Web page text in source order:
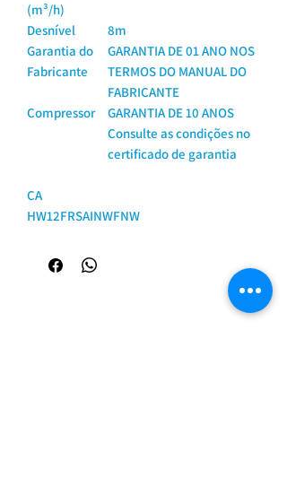
(m³/h)
Desnível
8m
Garantia do
Fabricante
GARANTIA DE 01 ANO NOS
TERMOS DO MANUAL DO
FABRICANTE
Compressor
GARANTIA DE 10 ANOS
Consulte as condições no
certificado de garantia
CA
HW12FRSAINWFNW